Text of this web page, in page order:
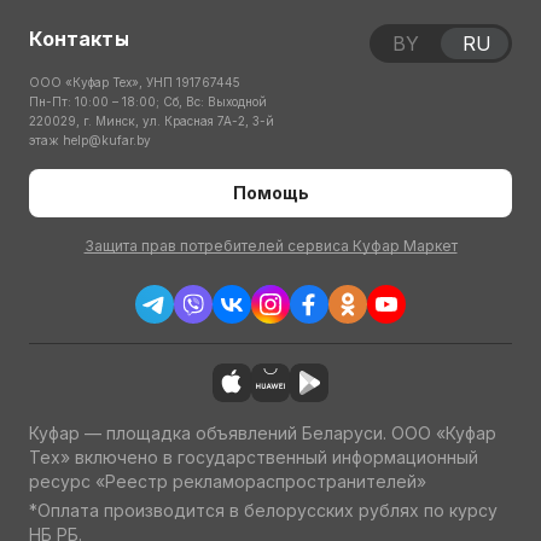
Контакты
ООО «Куфар Тех», УНП 191767445
Пн-Пт: 10:00 – 18:00; Сб, Вс: Выходной
220029, г. Минск, ул. Красная 7А-2, 3-й
этаж help@kufar.by
Помощь
Защита прав потребителей сервиса Куфар Маркет
BY RU
Куфар — площадка объявлений Беларуси. ООО «Куфар
Тех» включено в государственный информационный
ресурс «Реестр рекламораспространителей»
*Оплата производится в белорусских рублях по курсу
НБ РБ.